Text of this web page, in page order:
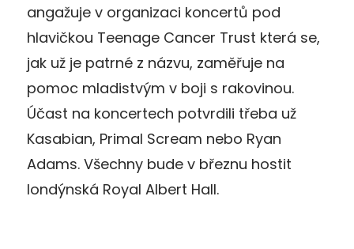
angažuje v organizaci koncertů pod
hlavičkou Teenage Cancer Trust která se,
jak už je patrné z názvu, zaměřuje na
pomoc mladistvým v boji s rakovinou.
Účast na koncertech potvrdili třeba už
Kasabian, Primal Scream nebo Ryan
Adams. Všechny bude v březnu hostit
londýnská Royal Albert Hall.